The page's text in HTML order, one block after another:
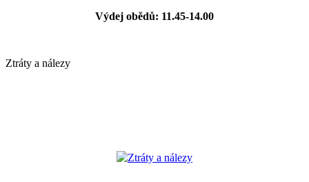
Výdej obědů: 11.45-14.00
Ztráty a nálezy
Ztráty a nálezy